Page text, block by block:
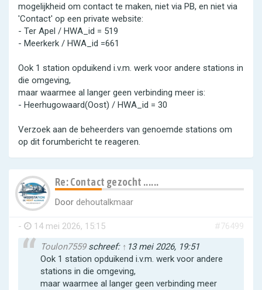
mogelijkheid om contact te maken, niet via PB, en niet via
'Contact' op een private website:
- Ter Apel / HWA_id = 519
- Meerkerk / HWA_id =661
Ook 1 station opduikend i.v.m. werk voor andere stations in
die omgeving,
maar waarmee al langer geen verbinding meer is:
- Heerhugowaard(Oost) / HWA_id = 30
Verzoek aan de beheerders van genoemde stations om
op dit forumbericht te reageren.
Re: Contact gezocht ......
Door dehoutalkmaar
- 14 mei 2026, 15:15
#76499
Toulon7559schreef: ↑ 13 mei 2026, 19:51
Ook 1 station opduikend i.v.m. werk voor andere
stations in die omgeving,
maar waarmee al langer geen verbinding meer